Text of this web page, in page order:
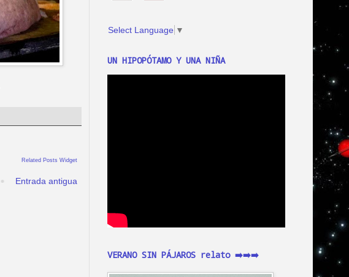
Related Posts Widget
Entrada antigua
Select Language ▼
UN HIPOPÓTAMO Y UNA NIÑA
VERANO SIN PÁJAROS relato ➡️➡️➡️